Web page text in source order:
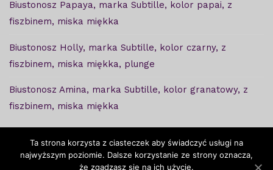
Biustonosz Papaya, marka Subtille, kolor papai, z
fiszbinem, miska miękka
Biustonosz Holly, marka Subtille, kolor czarny, z
fiszbinem, miska miękka, plunge
Biustonosz Amina, marka Subtille, kolor granatowy, z
fiszbinem, miska miękka
Ta strona korzysta z ciasteczek aby świadczyć usługi na
najwyższym poziomie. Dalsze korzystanie ze strony oznacza,
że zgadzasz się na ich użycie.